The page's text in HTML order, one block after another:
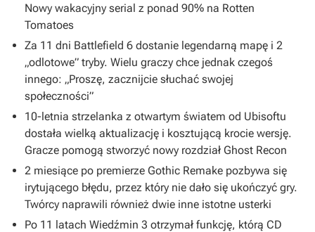
Nowy wakacyjny serial z ponad 90% na Rotten
Tomatoes
Za 11 dni Battlefield 6 dostanie legendarną mapę i 2
„odlotowe” tryby. Wielu graczy chce jednak czegoś
innego: „Proszę, zacznijcie słuchać swojej
społeczności”
10-letnia strzelanka z otwartym światem od Ubisoftu
dostała wielką aktualizację i kosztującą krocie wersję.
Gracze pomogą stworzyć nowy rozdział Ghost Recon
2 miesiące po premierze Gothic Remake pozbywa się
irytującego błędu, przez który nie dało się ukończyć gry.
Twórcy naprawili również dwie inne istotne usterki
Po 11 latach Wiedźmin 3 otrzymał funkcję, którą CD